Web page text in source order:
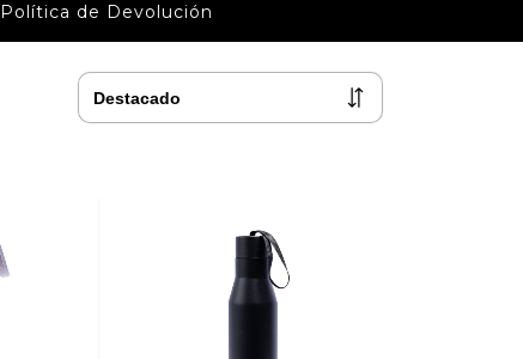
Política de Devolución